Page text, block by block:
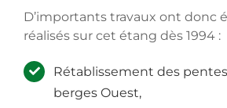
D’importants travaux ont donc
réalisés sur cet étang dès 1994 :
Rétablissement des
berges Ouest,